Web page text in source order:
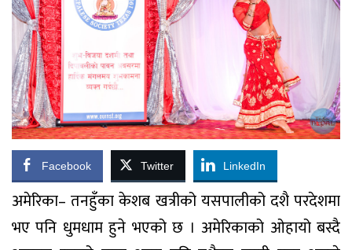
Facebook Twitter LinkedIn
अमेरिका– तनहुँका केशब खत्रीको यसपालीको दशै परदेशमा
भए पनि धुमधाम हुने भएको छ । अमेरिकाको ओहायो बस्दै